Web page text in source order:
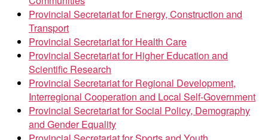
Provincial Secretariat for Energy, Construction and
Transport
Provincial Secretariat for Health Care
Provincial Secretariat for Higher Education and
Scientific Research
Provincial Secretariat for Regional Development,
Interregional Cooperation and Local Self-Government
Provincial Secretariat for Social Policy, Demography
and Gender Equality